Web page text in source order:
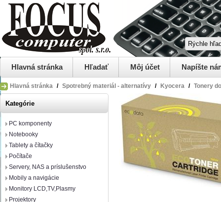
Hlavná stránka Hľadať Môj účet Napíšte
Hlavná stránka / Spotrebný materiál - alternatívy / Kyocera / Tonery
Kategórie
PC komponenty
Notebooky
Tablety a čítačky
Počítače
Servery, NAS a príslušenstvo
Mobily a navigácie
Monitory LCD,TV,Plasmy
Projektory